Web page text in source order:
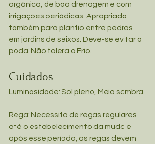
orgânica, de boa drenagem e com
irrigações periódicas. Apropriada
também para plantio entre pedras
em jardins de seixos. Deve-se evitar a
poda. Não tolera o Frio.
Cuidados
Luminosidade: Sol pleno, Meia sombra.
Rega: Necessita de regas regulares
até o estabelecimento da muda e
após esse período, as regas devem